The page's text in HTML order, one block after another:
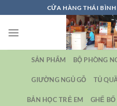
qua
nội
CỬA HÀNG THÁI BÌNH
SẢN PHẨM BỘ PHÒNG
GIƯỜNG NGỦ GỖ TỦ
BẢN HỌC TRẺ EM GHẾ